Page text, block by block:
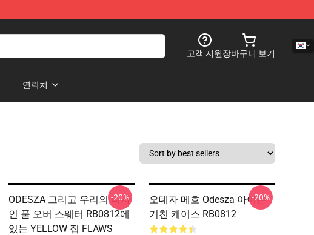
고객 지원장바구니 보기
연락처
ODESZA 그리고 우리의 디자
인 풀 오버 스웨터 RB0812에
있는 YELLOW 집 FLAWS
-20%
오데자 메흐 Odesza 아이폰
거친 케이스 RB0812
-20%